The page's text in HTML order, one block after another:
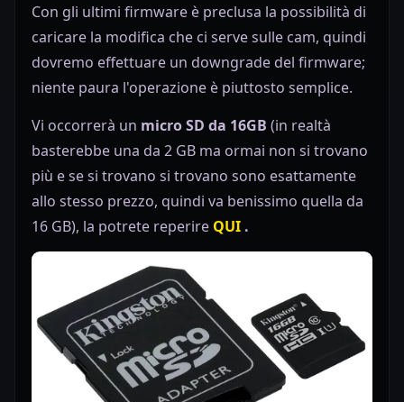
Con gli ultimi firmware è preclusa la possibilità di
caricare la modifica che ci serve sulle cam, quindi
dovremo effettuare un downgrade del firmware;
niente paura l'operazione è piuttosto semplice.
Vi occorrerà un micro SD da 16GB (in realtà
basterebbe una da 2 GB ma ormai non si trovano
più e se si trovano si trovano sono esattamente
allo stesso prezzo, quindi va benissimo quella da
16 GB), la potrete reperire QUI .